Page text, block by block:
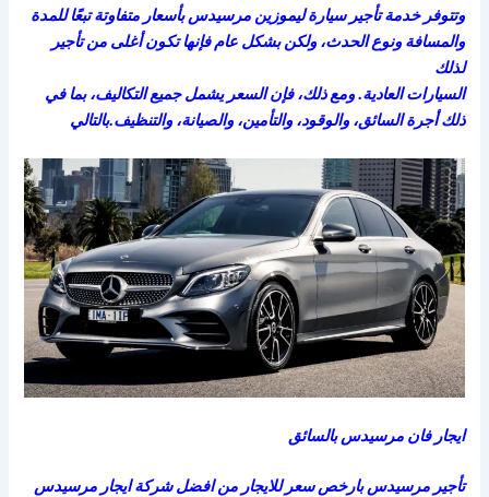
وتتوفر خدمة تأجير سيارة ليموزين مرسيدس بأسعار متفاوتة تبعًا للمدة
والمسافة ونوع الحدث، ولكن بشكل عام فإنها تكون أغلى من تأجير
لذلك
السيارات العادية. ومع ذلك، فإن السعر يشمل جميع التكاليف، بما في
ذلك أجرة السائق، والوقود، والتأمين، والصيانة، والتنظيف.بالتالي
ايجار فان مرسيدس بالسائق
تأجير مرسيدس بارخص سعر للايجار من افضل شركة ايجار مرسيدس